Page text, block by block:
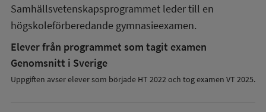
Samhällsvetenskapsprogrammet leder till en
högskoleförberedande gymnasieexamen.
Elever från programmet som tagit examen
Genomsnitt i Sverige
Uppgiften avser elever som började HT 2022 och tog examen VT 2025.